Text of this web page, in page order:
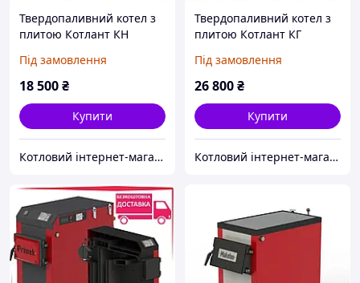
Твердопаливний котел з
плитою Котлант КН
Під замовлення
18 500₴
Купити
Котловий інтернет-магазин теплотехніки
Твердопаливний котел з
плитою Котлант КГ
Під замовлення
26 800₴
Купити
Котловий інтернет-магазин теплотехніки